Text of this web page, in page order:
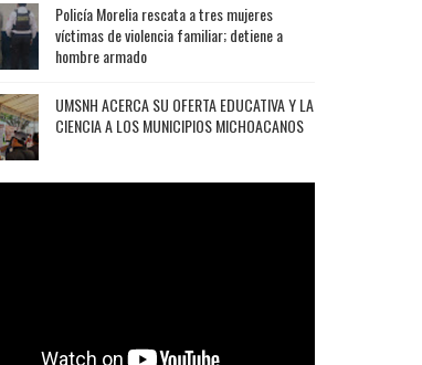
Policía Morelia rescata a tres mujeres
víctimas de violencia familiar; detiene a
hombre armado
UMSNH ACERCA SU OFERTA EDUCATIVA Y LA
CIENCIA A LOS MUNICIPIOS MICHOACANOS